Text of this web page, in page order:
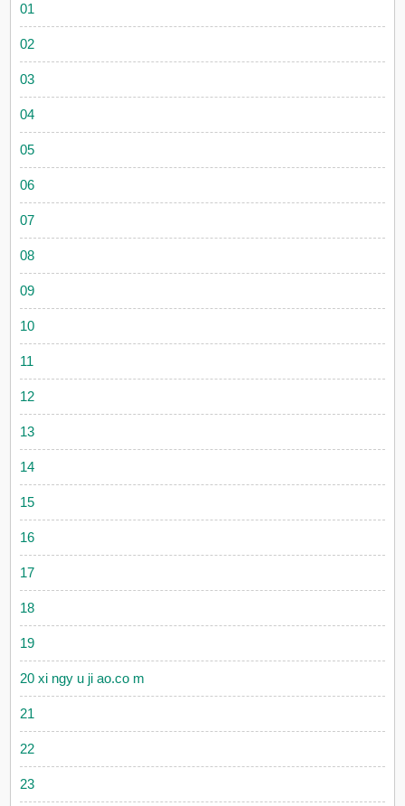
01
02
03
04
05
06
07
08
09
10
11
12
13
14
15
16
17
18
19
20 xi ngy u ji ao.co m
21
22
23